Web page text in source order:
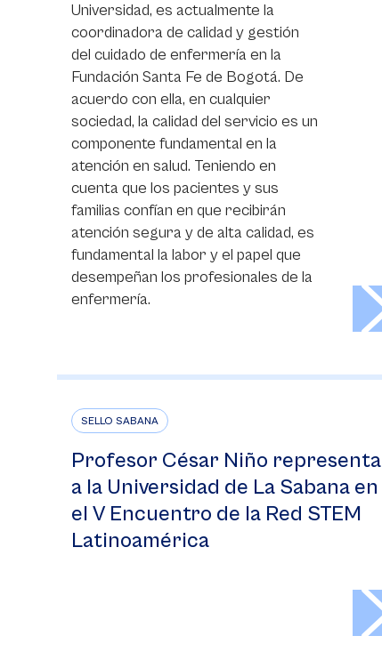
Universidad, es actualmente la
coordinadora de calidad y gestión
del cuidado de enfermería en la
Fundación Santa Fe de Bogotá. De
acuerdo con ella, en cualquier
sociedad, la calidad del servicio es un
componente fundamental en la
atención en salud. Teniendo en
cuenta que los pacientes y sus
familias confían en que recibirán
atención segura y de alta calidad, es
fundamental la labor y el papel que
desempeñan los profesionales de la
enfermería.
SELLO SABANA
Profesor César Niño representa
a la Universidad de La Sabana en
el V Encuentro de la Red STEM
Latinoamérica